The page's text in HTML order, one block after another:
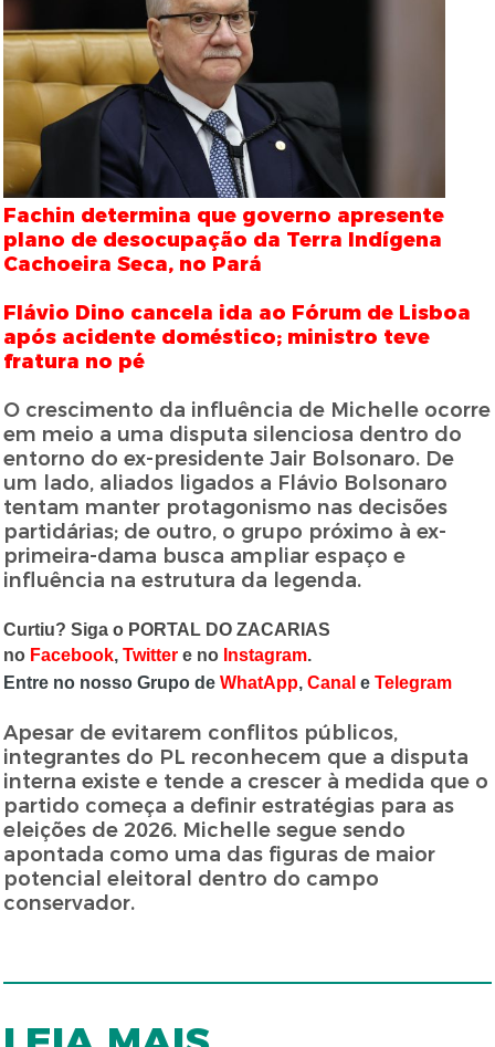
Fachin determina que governo apresente
plano de desocupação da Terra Indígena
Cachoeira Seca, no Pará
Flávio Dino cancela ida ao Fórum de Lisboa
após acidente doméstico; ministro teve
fratura no pé
O crescimento da influência de Michelle ocorre
em meio a uma disputa silenciosa dentro do
entorno do ex-presidente Jair Bolsonaro. De
um lado, aliados ligados a Flávio Bolsonaro
tentam manter protagonismo nas decisões
partidárias; de outro, o grupo próximo à ex-
primeira-dama busca ampliar espaço e
influência na estrutura da legenda.
Curtiu? Siga o PORTAL DO ZACARIAS
no Facebook,Twitter e no Instagram.
Entre no nosso Grupo deWhatApp,Canal eTelegram
Apesar de evitarem conflitos públicos,
integrantes do PL reconhecem que a disputa
interna existe e tende a crescer à medida que o
partido começa a definir estratégias para as
eleições de 2026. Michelle segue sendo
apontada como uma das figuras de maior
potencial eleitoral dentro do campo
conservador.